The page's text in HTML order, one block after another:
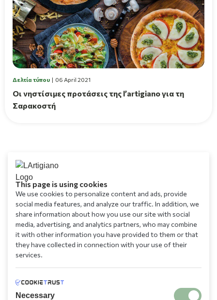
Δελτία τύπου 06 April 2021
Οι νηστίσιμες προτάσεις της l’artigiano για τη
Σαρακοστή
This page is using cookies
We use cookies to personalize content and ads, provide
social media features, and analyze our traffic. In addition, we
share information about how you use our site with social
media, advertising, and analytics partners, who may combine
it with other information you have provided to them or that
they have collected in connection with your use of their
services.
Necessary